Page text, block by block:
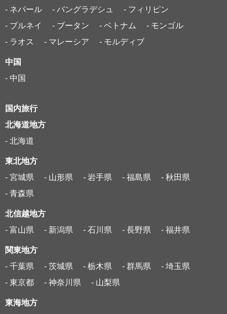
- ネパール
- バングラデシュ
- フィリピン
- ブルネイ
- ブータン - ベトナム
- モンゴル
- ラオス
- マレーシア - モルディブ
中国
- 中国
国内旅行
北海道地方
- 北海道
東北地方
- 宮城県
- 山形県 - 岩手県 - 福島県
- 秋田県
- 青森県
北信越地方
- 富山県
- 新潟県 - 石川県 - 長野県 - 福井県
関東地方
- 千葉県
- 茨城県 - 栃木県 - 群馬県
- 埼玉県
- 東京都
- 神奈川県 - 山梨県
東海地方